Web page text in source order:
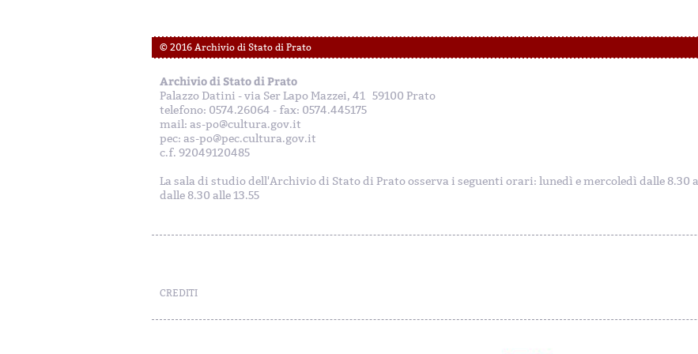
© 2016 Archivio di Stato di Prato
Archivio di Stato di Prato
Palazzo Datini - via Ser Lapo Mazzei, 41 59100 Prato
telefono: 0574.26064 - fax: 0574.445175
mail: as-po@cultura.gov.it
pec: as-po@pec.cultura.gov.it
c.f. 92049120485
La sala di studio dell'Archivio di Stato di Prato osserva i seguenti orari: lunedì e mercoledì dalle 8.30
dalle 8.30 alle 13.55
CREDITI